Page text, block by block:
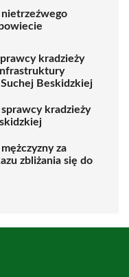
kradzieży
Beskidzkiej
kradzieży
za
zbliżania się do